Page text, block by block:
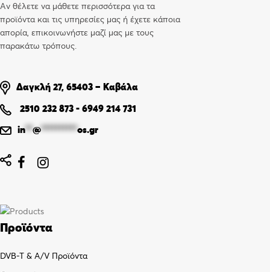
Αν θέλετε να μάθετε περισσότερα για τα
προϊόντα και τις υπηρεσίες μας ή έχετε κάποια
απορία, επικοινωνήστε μαζί μας με τους
παρακάτω τρόπους.
Δαγκλή 27, 65403 – Καβάλα
2510 232 873 - 6949 214 731
in**@**********os.gr
 
Προϊόντα
DVB-T & A/V Προϊόντα